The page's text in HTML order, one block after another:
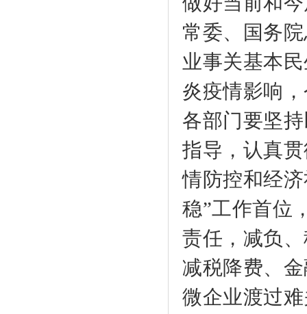
常委、国务
业事关基本
炎疫情影响
各部门要坚
指导，认真
情防控和经
稳”工作首位
责任，减负
减税降费、
微企业渡过